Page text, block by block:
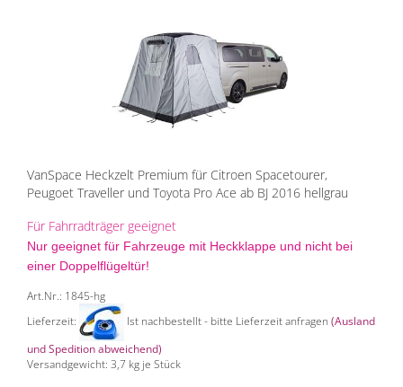
VanSpace Heckzelt Premium für Citroen Spacetourer,
Peugoet Traveller und Toyota Pro Ace ab BJ 2016 hellgrau
Für Fahrradträger geeignet
Nur geeignet für Fahrzeuge mit Heckklappe und nicht bei
einer Doppelflügeltür!
Art.Nr.: 1845-hg
Lieferzeit:
Ist nachbestellt - bitte Lieferzeit anfragen (Ausland
und Spedition abweichend)
Versandgewicht: 3,7 kg je Stück